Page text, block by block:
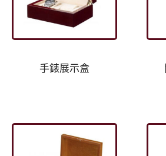
手錶展示盒